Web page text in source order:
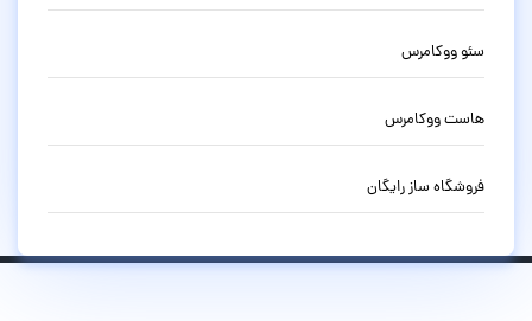
سئو ووکامرس
هاست ووکامرس
فروشگاه ساز رایگان